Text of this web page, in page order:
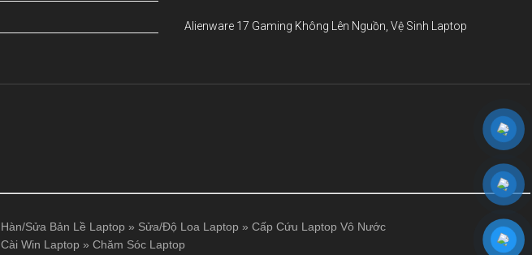
Alienware 17 Gaming Không Lên Nguồn, Vệ Sinh Laptop
Hàn/Sửa Bản Lề Laptop » Sửa/Độ Loa Laptop » Cấp Cứu Laptop Vô Nước
Cài Win Laptop » Chăm Sóc Laptop